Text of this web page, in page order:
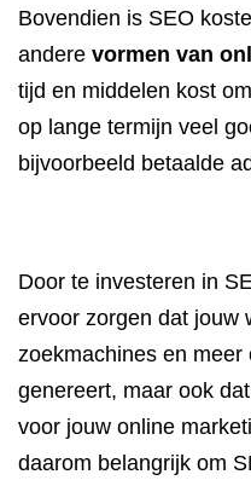
Bovendien is SEO
andere vormen van
tijd en middelen kost
op lange termijn veel
bijvoorbeeld betaalde
Door te investeren in
ervoor zorgen dat jouw
zoekmachines en meer
genereert, maar ook
voor jouw online
daarom belangrijk om